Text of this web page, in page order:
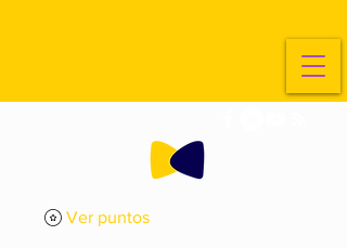
Ver puntos